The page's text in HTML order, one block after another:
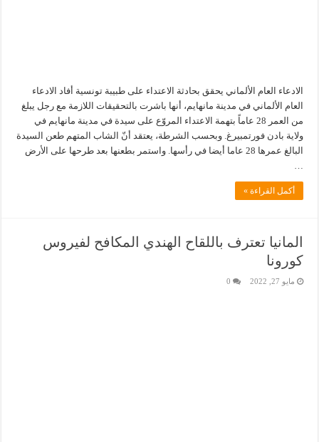
الادعاء العام الألماني يحقق بحادثة الاعتداء على طبيبة تونسية أفاد الادعاء
العام الألماني في مدينة مانهايم، أنها باشرت بالتحقيقات اللازمة مع رجل يبلغ
من العمر 28 عاماً بتهمة الاعتداء المروّع على سيدة في مدينة مانهايم في
ولاية بادن فورتمبيرغ. وبحسب الشرطة، يعتقد أنّ الشاب المتهم طعن السيدة
البالغ عمرها 28 عاما أيضا في رأسها. واستمر بطعنها بعد طرحها على الأرض
…
أكمل القراءة »
المانيا تعترف باللقاح الهندي المكافح لفيروس
كورونا
مايو 27, 2022 0